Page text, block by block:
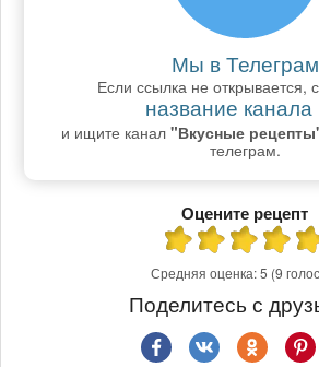
Мы в Телеграм
Если ссылка не открывается,
название канала
и ищите канал "Вкусные
телеграм.
Оцените рецепт
Средняя оценка:5 (9
Поделитесь с